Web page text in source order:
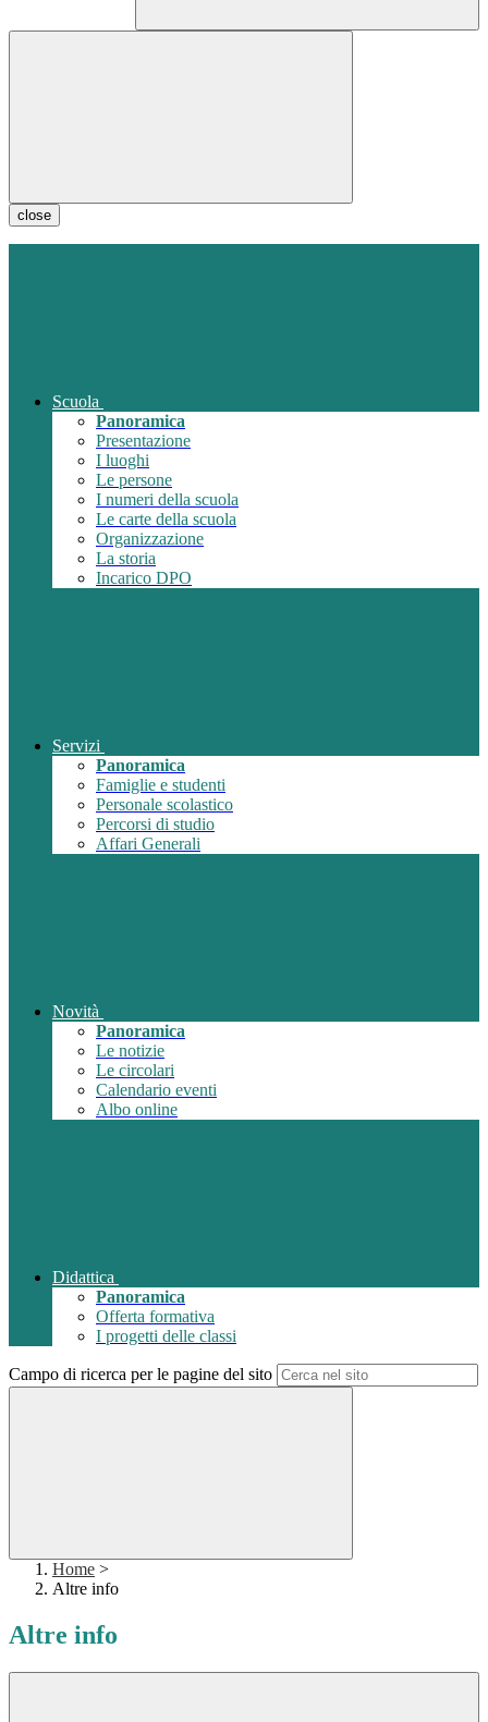
close
Scuola
Panoramica
Presentazione
I luoghi
Le persone
I numeri della scuola
Le carte della scuola
Organizzazione
La storia
Incarico DPO
Servizi
Panoramica
Famiglie e studenti
Personale scolastico
Percorsi di studio
Affari Generali
Novità
Panoramica
Le notizie
Le circolari
Calendario eventi
Albo online
Didattica
Panoramica
Offerta formativa
I progetti delle classi
Campo di ricerca per le pagine del sito
Home >
Altre info
Altre info